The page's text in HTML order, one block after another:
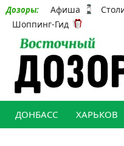
Дозоры: Афиша
Шоппинг-Гид
ДОНБАСС ХАРЬКОВ